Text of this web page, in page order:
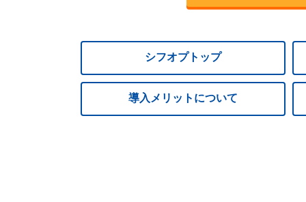
シフオプトップ
導入メリットについて